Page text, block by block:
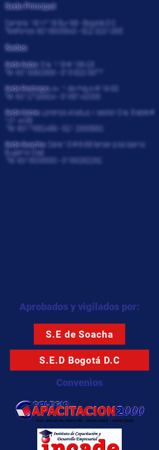
Sede Principal:
Carrera. 18 N° 18 Sur 68 - Bogotá D.C
Teléfonos: 6015605540 - 322 3201065
Sedes:
Sede Suba: Cra. 118 # 136-25
Tel: 6015362966 - 315 820 5977
Sede Restrepo: Av. 1 de mayo # 16-30
Tel: 6012726924- 3195142033
Sede Usme: Lorenzo Alcatuz II sector Cra. 5 este #
101 A-08
Tel: 6017682486 - 321 2935892
Sede Soacha: Calle 13 # 9-69 tercer piso barrio
Eugenio Diaz
Tel: 6019009330 - 3166292292
Aprobados y vigilados por:
S.E de Soacha
S.E.D Bogotá D.C
Convenios